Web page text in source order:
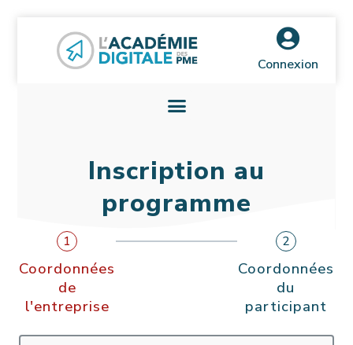
Connexion
Inscription au
programme
1
Coordonnées
de
l'entreprise
2
Coordonnées
du
participant